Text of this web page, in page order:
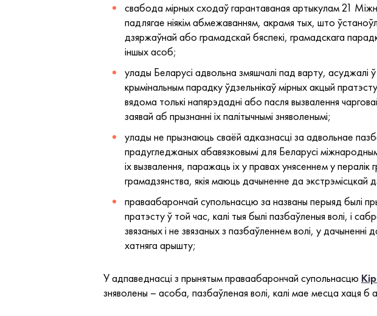
свабода мірных сходаў гарантаваная артыкулам 21
падлягае ніякім абмежаванням, акрамя тых, што
дзяржаўнай або грамадскай бяспекі, грамадскага
іншых асоб;
улады Беларусі адвольна змяшчалі пад варту,
крымінальным парадку ўдзельнікаў мірных акцый
вядома толькі напярэдадні або пасля вызвалення
заявай аб прызнанні іх палітычнымі зняволенымі;
улады не прызнаюць сваёй адказнасці за адвольнае
прадугледжаных абавязковымі для Беларусі
іх вызвалення, паражаць іх у правах унясеннем у
грамадзянства, якія маюць дачыненне да экстрэмісцкай
праваабарончай супольнасцю за названы перыяд былі
пратэсту ў той час, калі тыя былі пазбаўленыя волі, і
звязаных і не звязаных з пазбаўленнем волі, у
хатняга арышту;
У адпаведнасці з прынятым праваабарончай супольнасцю
зняволены – асоба, пазбаўленая волі, калі мае месца хаця б